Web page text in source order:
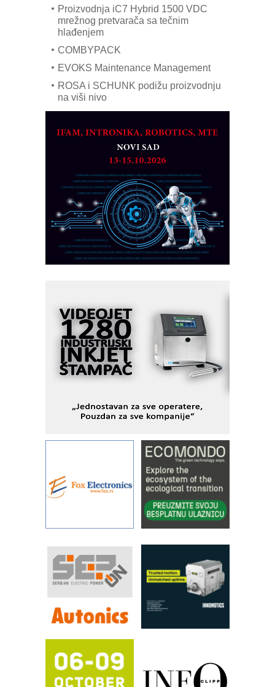
Proizvodnja iC7 Hybrid 1500 VDC
mrežnog pretvarača sa tečnim
hlađenjem
COMBYPACK
EVOKS Maintenance Management
ROSA i SCHUNK podižu proizvodnju
na viši nivo
MAREX - Lim i mašine za savremena
Marcom-plast d.o.o.- vaš pouzdan
partner
CTO - Prilagodite svoju toplinsku
obradu!
Razvoj asortimanskog pravca MINI-
PLC AKYTEC
AUKOM: Svetski standard metrologije
dostupan u Srbiji
I.SAFE MOBILE revolucioniše
industrijsku automatizaciju
pionirskimmobile operator PANEL-OM
Fleksibilno stezanje i brzo
podešavanje u proizvodnji prototipova
KIP KOP – napredna rešenja za
objekte
Alba d.o.o. – 35 godina preciznosti u
IBeRTIM - oprema za ispitivanje
kontrole kvaliteta
STAUFF – Komponente koje
povećavaju pouzdanost hidrauličkih
pouzdanost u transferu fluida
Filtration Group Industrial – Napredna
rešenja za filtraciju u hidrauličkim i
procesnim sistemima
RILINEX kompanije Rittal
FANUC: Najbolje za vašu pametnu
Efikasno upravljanje energijom
Automatizacija pakovanja · Display
(Shelf-Ready) omotnice